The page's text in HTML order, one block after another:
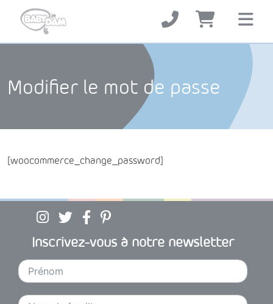
Modifier le mot de passe
[woocommerce_change_password]
Inscrivez-vous à notre newsletter